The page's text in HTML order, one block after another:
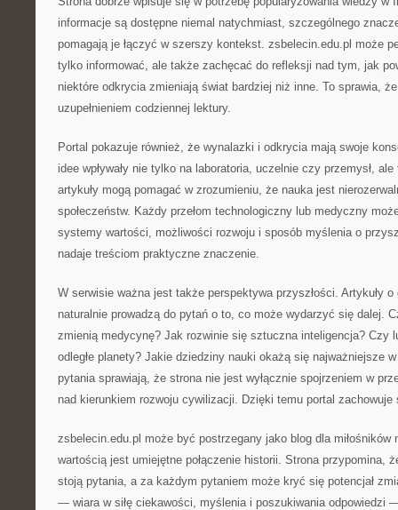
informacje są dostępne niemal natychmiast, szczególnego
pomagają je łączyć w szerszy kontekst. zsbelecin.edu.pl może
tylko informować, ale także zachęcać do refleksji nad tym, jak
niektóre odkrycia zmieniają świat bardziej niż inne. To sprawia,
uzupełnieniem codziennej lektury.
Portal pokazuje również, że wynalazki i odkrycia mają swoje
idee wpływały nie tylko na laboratoria, uczelnie czy przemysł,
artykuły mogą pomagać w zrozumieniu, że nauka jest
społeczeństw. Każdy przełom technologiczny lub medyczny
systemy wartości, możliwości rozwoju i sposób myślenia o
nadaje treściom praktyczne znaczenie.
W serwisie ważna jest także perspektywa przyszłości. Artykuły
naturalnie prowadzą do pytań o to, co może wydarzyć się dalej.
zmienią medycynę? Jak rozwinie się sztuczna inteligencja? Czy
odległe planety? Jakie dziedziny nauki okażą się najważniejsze
pytania sprawiają, że strona nie jest wyłącznie spojrzeniem w
nad kierunkiem rozwoju cywilizacji. Dzięki temu portal zachowuje
zsbelecin.edu.pl może być postrzegany jako blog dla miłośników
wartością jest umiejętne połączenie historii. Strona przypomina,
stoją pytania, a za każdym pytaniem może kryć się potencjał
— wiara w siłę ciekawości, myślenia i poszukiwania odpowiedzi